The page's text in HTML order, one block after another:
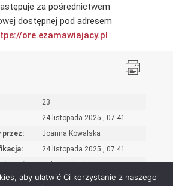
za pośrednictwem
dostępnej pod adresem
ore.ezamawiajacy.pl
23
24 listopada 2025 , 07:41
przez:
Joanna Kowalska
24 listopada 2025 , 07:41
zmian:
wpis oryginalny
aby ułatwić Ci korzystanie z naszego